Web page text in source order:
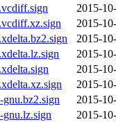
2015-
2015-
2015-
2015-
2015-
2015-
gnu.bz2.sign
2015-
gnu.lz.sign
2015-